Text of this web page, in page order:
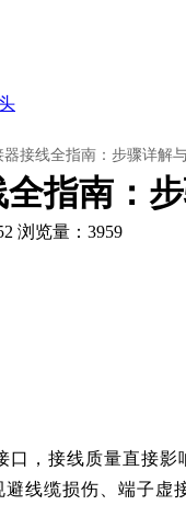
器接线全指南：步骤详解
指南：
浏览量：3959
口，接线质量直接
线缆损伤、端子